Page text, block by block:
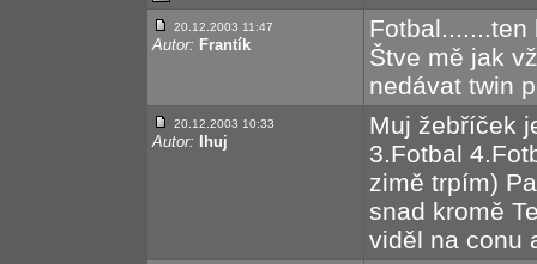
20.12.2003 11:47
Autor: Frantík
Štve mě jak
nedávat twin
20.12.2003 10:33
Autor: Ihuj
Muj žebříček
3.Fotbal
zimě trpím)
snad kromě
viděl na conu